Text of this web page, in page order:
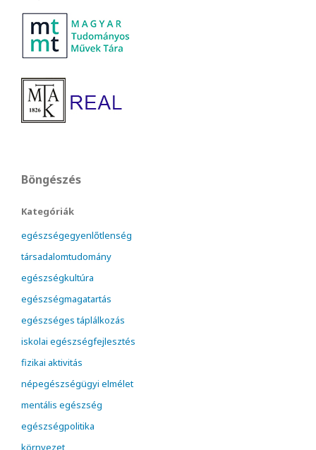
Böngészés
Kategóriák
egészségegyenlőtlenség
társadalomtudomány
egészségkultúra
egészségmagatartás
egészséges táplálkozás
iskolai egészségfejlesztés
fizikai aktivitás
népegészségügyi elmélet
mentális egészség
egészségpolitika
környezet